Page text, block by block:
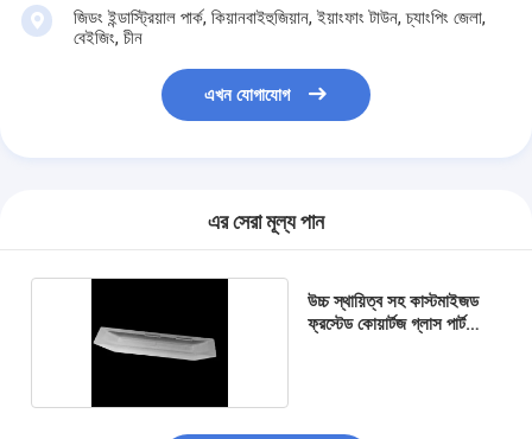
জিডং ইন্ডাস্ট্রিয়াল পার্ক, কিয়ানবাইহুজিয়ান, ইয়াংফাং টাউন, চ্যাংপিং জেলা,
বেইজিং, চীন
এখন যোগাযোগ
এর সেরা মূল্য পান
উচ্চ স্থায়িত্ব সহ কাস্টমাইজড
ফ্রস্টেড কোয়ার্টজ গ্লাস পার্ট